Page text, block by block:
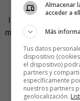
Lijtmaer apunta a
incorrección
miles, cuando no
Almacenar
acceder a
Más
Tus datos
dispositivo
el dispositivo)
partners y
específicamente
nuestros partners
geolocalización.